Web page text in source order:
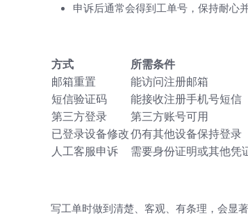
申诉后通常会得到工单号，保持耐心
方式 所需条件
邮箱重置
能访问注册邮箱
短信验证码
能接收注册手机号短信
第三方登录
第三方账号可用
已登录设备修改仍有其他设备保持登录
人工客服申诉
需要身份证明或其他凭
写工单时做到清楚、客观、有条理，会显